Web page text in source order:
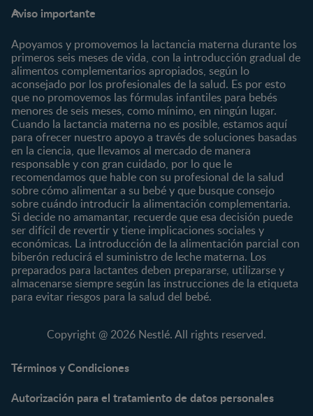
Preguntas Frecuentes
¿Quiénes somos?
Marcas y productos
Nuestros Productos
Nuestras Marcas
Preconcepción
Embarazo
Posparto
0 a 4 meses
4 a 6 meses
6 a 8 meses
8 a 12 meses
12 a 24 meses
Desde 2 años
Preescolar
Escolar
Nutrición
Salud
Maternidad
Paternidad
Vida en familia
Marcas
CERELAC®
GERBER®
KLIM®
NAN® 3
NAN® Optipro® 3
NAN® Supreme 3
NESTUM®
Productos
Cereales Infantiles
Compotas y galletas
Fórmulas Infantiles
Vitaminas y Suplementos
Aviso importante
Apoyamos y promovemos la lactancia materna durante los
primeros seis meses de vida, con la introducción gradual de
alimentos complementarios apropiados, según lo
aconsejado por los profesionales de la salud. Es por esto
que no promovemos las fórmulas infantiles para bebés
menores de seis meses, como mínimo, en ningún lugar.
Cuando la lactancia materna no es posible, estamos aquí
para ofrecer nuestro apoyo a través de soluciones basadas
en la ciencia, que llevamos al mercado de manera
responsable y con gran cuidado, por lo que le
recomendamos que hable con su profesional de la salud
sobre cómo alimentar a su bebé y que busque consejo
sobre cuándo introducir la alimentación complementaria.
Si decide no amamantar, recuerde que esa decisión puede
ser difícil de revertir y tiene implicaciones sociales y
económicas. La introducción de la alimentación parcial con
biberón reducirá el suministro de leche materna. Los
preparados para lactantes deben prepararse, utilizarse y
almacenarse siempre según las instrucciones de la etiqueta
para evitar riesgos para la salud del bebé.
Copyright @ 2026 Nestlé. All rights reserved.
Términos y Condiciones
Autorización para el tratamiento de datos personales